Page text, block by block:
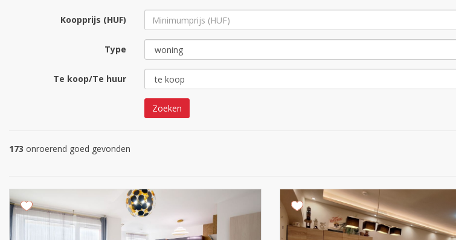
Koopprijs (HUF)
Type
Te koop/Te huur
Zoeken
173 onroerend goed gevonden